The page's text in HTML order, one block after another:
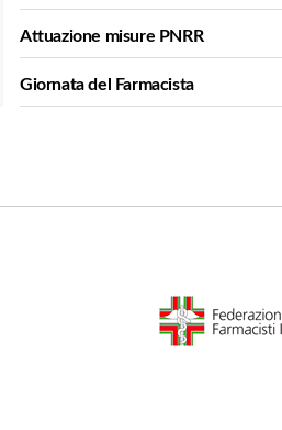
Attuazione misure PNRR
Giornata del Farmacista